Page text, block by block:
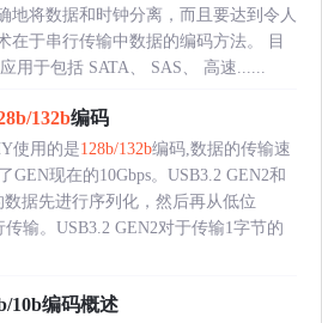
地将数据和时钟分离，而且要达到令人
在于串行传输中数据的编码方法。 目
用于包括 SATA、 SAS、 高速......
132b编码
使用的是128b/132b编码,数据的传输速
GEN现在的10Gbps。USB3.2 GEN2和
据先进行序列化，然后再从低位
传输。USB3.2 GEN2对于传输1字节的
10b编码概述